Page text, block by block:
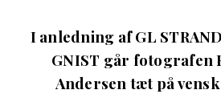
I anledning af GL
GNIST går fotografen
Andersen tæt på